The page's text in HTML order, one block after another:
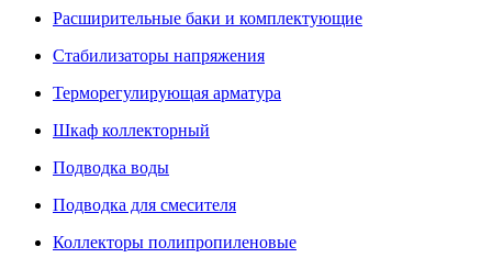
Расширительные баки и комплектующие
Стабилизаторы напряжения
Терморегулирующая арматура
Шкаф коллекторный
Подводка воды
Подводка для смесителя
Коллекторы полипропиленовые